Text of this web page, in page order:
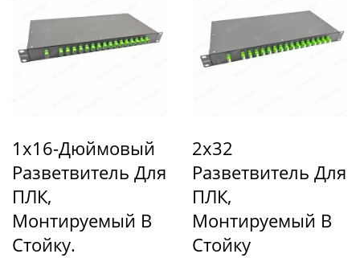
1x16-Дюймовый
Разветвитель Для
ПЛК,
Монтируемый В
Стойку.
2x32
Разветвитель Для
ПЛК,
Монтируемый В
Стойку